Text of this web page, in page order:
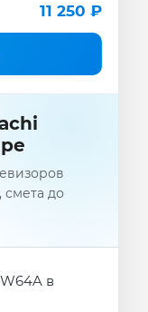
11 250 ₽
смета до
в